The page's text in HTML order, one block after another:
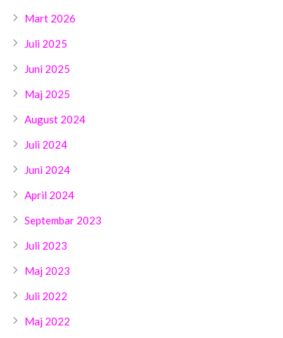
Mart 2026
Juli 2025
Juni 2025
Maj 2025
August 2024
Juli 2024
Juni 2024
April 2024
Septembar 2023
Juli 2023
Maj 2023
Juli 2022
Maj 2022